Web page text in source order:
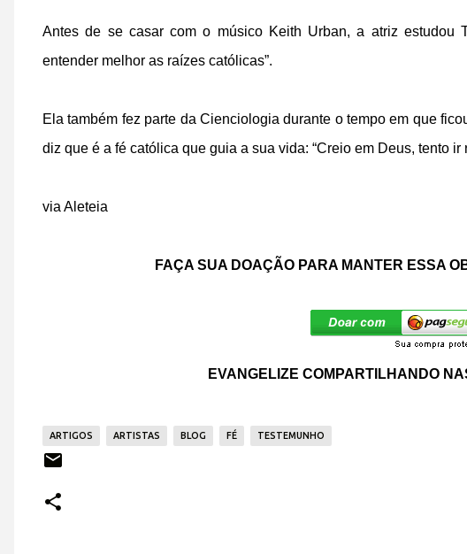
Antes de se casar com o músico Keith Urban, a atriz estudou
entender melhor as raízes católicas”.
Ela também fez parte da Cienciologia durante o tempo em que
diz que é a fé católica que guia a sua vida: “Creio em Deus, tento
via Aleteia
FAÇA SUA DOAÇÃO PARA MANTER ESSA
EVANGELIZE COMPARTILHANDO
ARTIGOS ARTISTAS BLOG FÉ TESTEMUNHO